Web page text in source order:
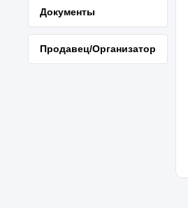
Документы
Продавец/Организатор